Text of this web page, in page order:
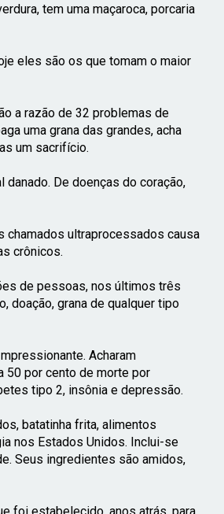
tem uma maçaroca, porcaria
eles são os que tomam o maior
a razão de 32 problemas de
uma grana das grandes, acha
um sacrifício.
De doenças do coração,
chamados ultraprocessados causa
crônicos.
de pessoas, nos últimos três
doação, grana de qualquer tipo
Acharam
50 por cento de morte por
tipo 2, insônia e depressão.
batatinha frita, alimentos
nos Estados Unidos. Inclui-se
Seus ingredientes são amidos,